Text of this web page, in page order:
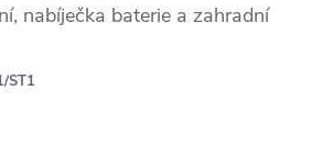
nabíječka baterie a zahradní
ST1